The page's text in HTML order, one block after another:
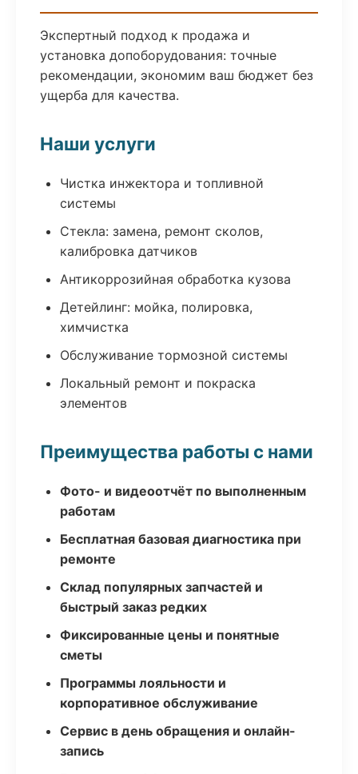
Экспертный подход к продажа и
установка допоборудования: точные
рекомендации, экономим ваш бюджет без
ущерба для качества.
Наши услуги
Чистка инжектора и топливной
системы
Стекла: замена, ремонт сколов,
калибровка датчиков
Антикоррозийная обработка кузова
Детейлинг: мойка, полировка,
химчистка
Обслуживание тормозной системы
Локальный ремонт и покраска
элементов
Преимущества работы с нами
Фото- и видеоотчёт по выполненным
работам
Бесплатная базовая диагностика при
ремонте
Склад популярных запчастей и
быстрый заказ редких
Фиксированные цены и понятные
сметы
Программы лояльности и
корпоративное обслуживание
Сервис в день обращения и онлайн-
запись